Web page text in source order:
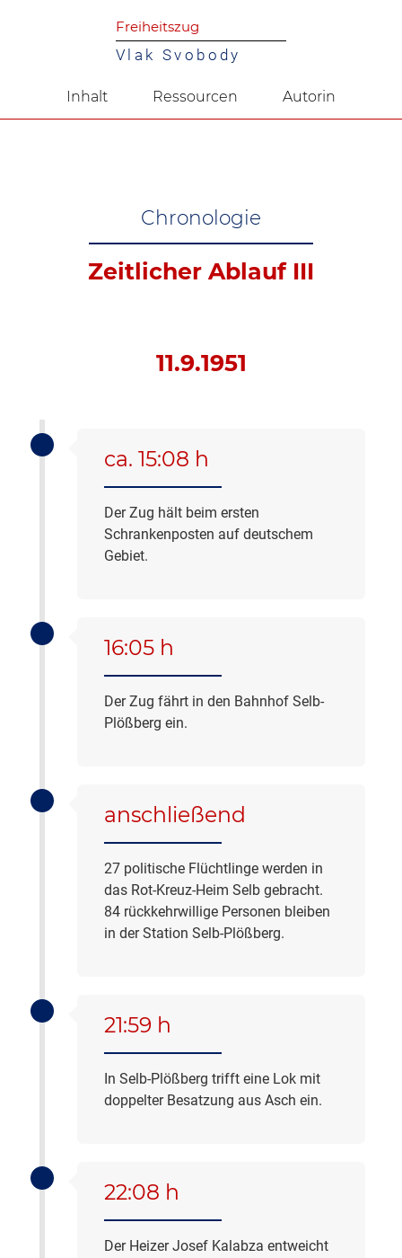
Freiheitszug
Vlak Svobody
Inhalt Ressourcen Autorin
Chronologie
Zeitlicher Ablauf III
11.9.1951
ca. 15:08 h
Der Zug hält beim ersten
Schrankenposten auf deutschem
Gebiet.
16:05 h
Der Zug fährt in den Bahnhof Selb-
Plößberg ein.
anschließend
27 politische Flüchtlinge werden in
das Rot-Kreuz-Heim Selb gebracht.
84 rückkehrwillige Personen bleiben
in der Station Selb-Plößberg.
21:59 h
In Selb-Plößberg trifft eine Lok mit
doppelter Besatzung aus Asch ein.
22:08 h
Der Heizer Josef Kalabza entweicht